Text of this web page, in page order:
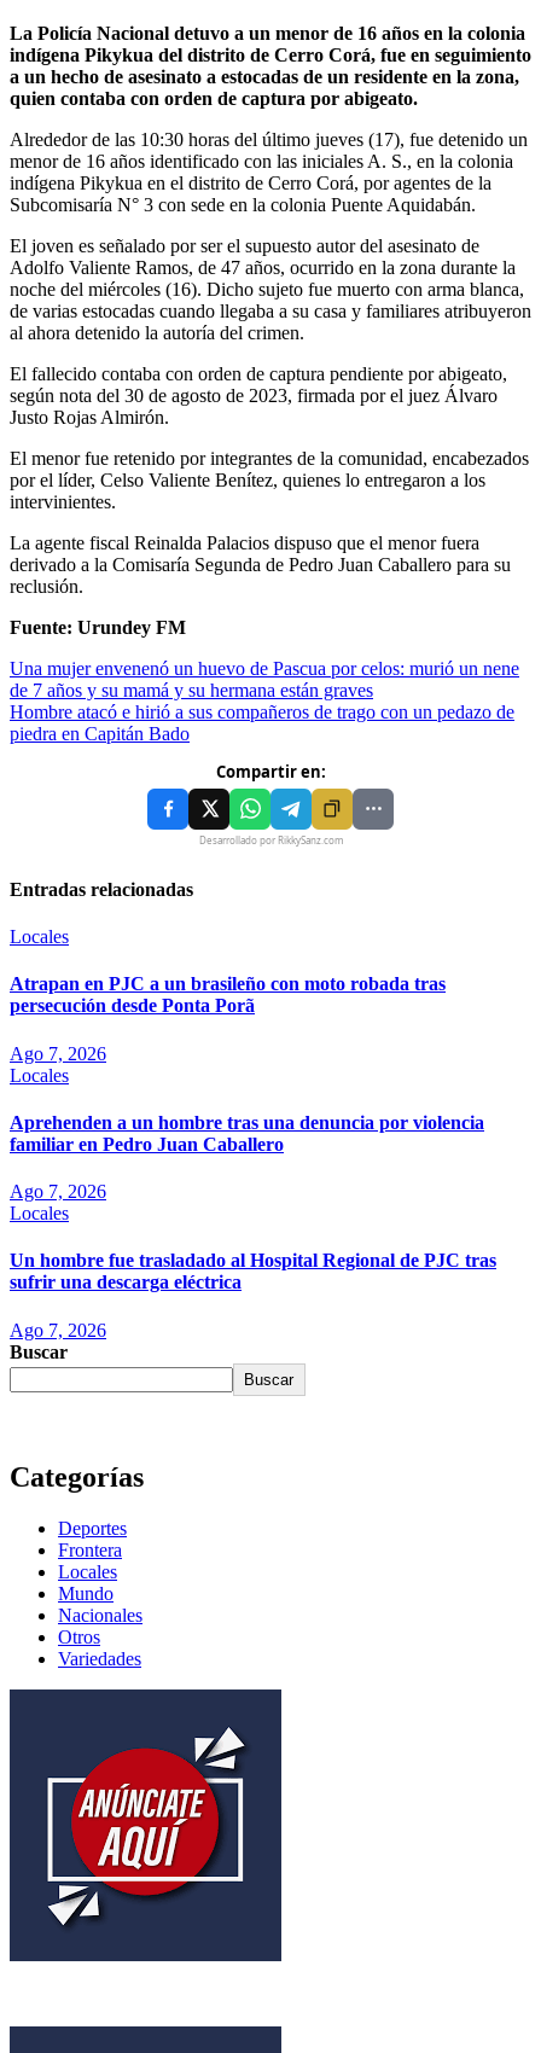
La Policía Nacional detuvo a un menor de 16 años en la colonia
indígena Pikykua del distrito de Cerro Corá, fue en seguimiento
a un hecho de asesinato a estocadas de un residente en la zona,
quien contaba con orden de captura por abigeato.
Alrededor de las 10:30 horas del último jueves (17), fue detenido un
menor de 16 años identificado con las iniciales A. S., en la colonia
indígena Pikykua en el distrito de Cerro Corá, por agentes de la
Subcomisaría N° 3 con sede en la colonia Puente Aquidabán.
El joven es señalado por ser el supuesto autor del asesinato de
Adolfo Valiente Ramos, de 47 años, ocurrido en la zona durante la
noche del miércoles (16). Dicho sujeto fue muerto con arma blanca,
de varias estocadas cuando llegaba a su casa y familiares atribuyeron
al ahora detenido la autoría del crimen.
El fallecido contaba con orden de captura pendiente por abigeato,
según nota del 30 de agosto de 2023, firmada por el juez Álvaro
Justo Rojas Almirón.
El menor fue retenido por integrantes de la comunidad, encabezados
por el líder, Celso Valiente Benítez, quienes lo entregaron a los
intervinientes.
La agente fiscal Reinalda Palacios dispuso que el menor fuera
derivado a la Comisaría Segunda de Pedro Juan Caballero para su
reclusión.
Fuente: Urundey FM
Una mujer envenenó un huevo de Pascua por celos: murió un nene
de 7 años y su mamá y su hermana están graves
Hombre atacó e hirió a sus compañeros de trago con un pedazo de
piedra en Capitán Bado
Compartir en:
Desarrollado por RikkySanz.com
Entradas relacionadas
Locales
Atrapan en PJC a un brasileño con moto robada tras
persecución desde Ponta Porã
Ago 7, 2026
Locales
Aprehenden a un hombre tras una denuncia por violencia
familiar en Pedro Juan Caballero
Ago 7, 2026
Locales
Un hombre fue trasladado al Hospital Regional de PJC tras
sufrir una descarga eléctrica
Ago 7, 2026
Buscar
Buscar
Categorías
Deportes
Frontera
Locales
Mundo
Nacionales
Otros
Variedades